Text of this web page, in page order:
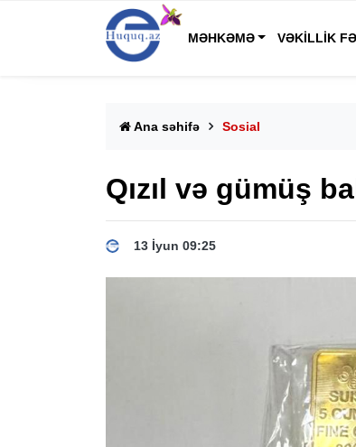
MƏHKƏMƏ VƏKILLIK
Ana səhifə Sosial
Qızıl və gümüş
13 İyun 09:25